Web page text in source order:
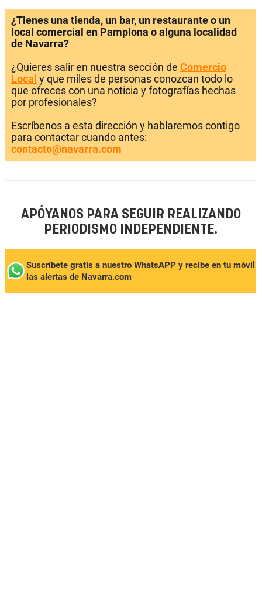
¿Tienes una tienda, un bar, un restaurante o un
local comercial en Pamplona o alguna localidad
de Navarra?
¿Quieres salir en nuestra sección de Comercio
Local y que miles de personas conozcan todo lo
que ofreces con una noticia y fotografías hechas
por profesionales?
Escríbenos a esta dirección y hablaremos contigo
para contactar cuando antes:
contacto@navarra.com
APÓYANOS PARA SEGUIR REALIZANDO
PERIODISMO INDEPENDIENTE.
Suscríbete gratis a nuestro WhatsAPP y recibe en tu móvil
las alertas de Navarra.com